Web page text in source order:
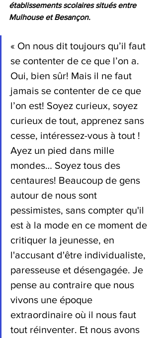
établissements scolaires situés entre
Mulhouse et Besançon.
« On nous dit toujours qu’il faut
se contenter de ce que l’on a.
Oui, bien sûr! Mais il ne faut
jamais se contenter de ce que
l’on est! Soyez curieux, soyez
curieux de tout, apprenez sans
cesse, intéressez-vous à tout !
Ayez un pied dans mille
mondes… Soyez tous des
centaures! Beaucoup de gens
autour de nous sont
pessimistes, sans compter qu'il
est à la mode en ce moment de
critiquer la jeunesse, en
l'accusant d'être individualiste,
paresseuse et désengagée. Je
pense au contraire que nous
vivons une époque
extraordinaire où il nous faut
tout réinventer. Et nous avons